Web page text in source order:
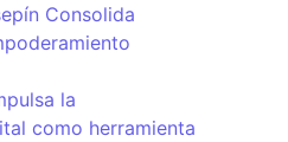
Consolida
la
como herramienta